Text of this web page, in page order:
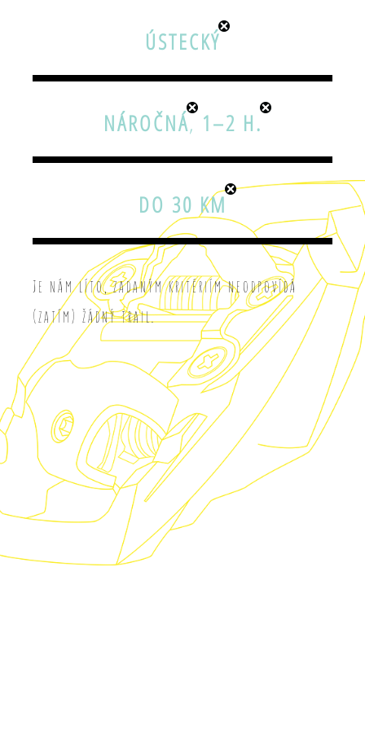
ÚSTECKÝ
NÁROČNÁ, 1–2 H.
DO 30 KM
Je nám líto, zadaným kritériím neodpovídá
(zatím) žádný trail.